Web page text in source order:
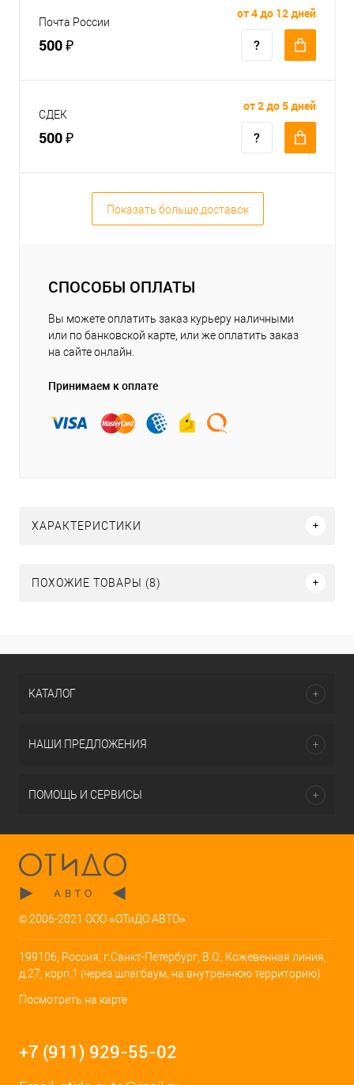
Почта России
500 ₽
от 4 до 12 дней
СДЕК
500 ₽
от 2 до 5 дней
Показать больше доставок
СПОСОБЫ ОПЛАТЫ
Вы можете оплатить заказ курьеру наличными
или по банковской карте, или же оплатить заказ
на сайте онлайн.
Принимаем к оплате
ХАРАКТЕРИСТИКИ
ПОХОЖИЕ ТОВАРЫ (8)
КАТАЛОГ
НАШИ ПРЕДЛОЖЕНИЯ
ПОМОЩЬ И СЕРВИСЫ
© 2006-2021 ООО «ОТиДО АВТО»
199106, Россия, г.Санкт-Петербург, В.О., Кожевенная линия,
д.27, корп.1 (через шлагбаум, на внутреннюю территорию)
Посмотреть на карте
+7 (911) 929-55-02